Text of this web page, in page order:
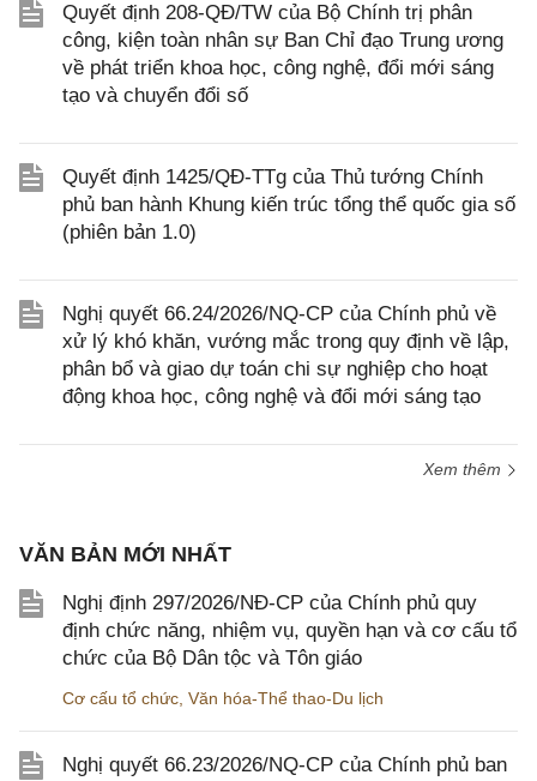
Quyết định 208-QĐ/TW của Bộ Chính trị phân
công, kiện toàn nhân sự Ban Chỉ đạo Trung ương
về phát triển khoa học, công nghệ, đổi mới sáng
tạo và chuyển đổi số
Quyết định 1425/QĐ-TTg của Thủ tướng Chính
phủ ban hành Khung kiến trúc tổng thể quốc gia số
(phiên bản 1.0)
Nghị quyết 66.24/2026/NQ-CP của Chính phủ về
xử lý khó khăn, vướng mắc trong quy định về lập,
phân bổ và giao dự toán chi sự nghiệp cho hoạt
động khoa học, công nghệ và đổi mới sáng tạo
Xem thêm
VĂN BẢN MỚI NHẤT
Nghị định 297/2026/NĐ-CP của Chính phủ quy
định chức năng, nhiệm vụ, quyền hạn và cơ cấu tổ
chức của Bộ Dân tộc và Tôn giáo
Cơ cấu tổ chức Văn hóa-Thể thao-Du lịch
Nghị quyết 66.23/2026/NQ-CP của Chính phủ ban